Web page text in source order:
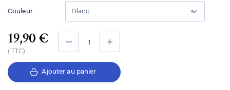
Couleur
19,90 €
TTC
Ajouter au panier